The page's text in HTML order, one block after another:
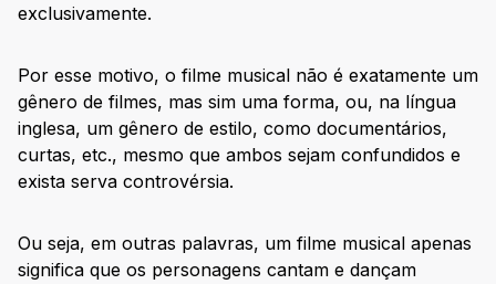
exclusivamente.
Por esse motivo, o filme musical não é exatamente um
gênero de filmes, mas sim uma forma, ou, na língua
inglesa, um gênero de estilo, como documentários,
curtas, etc., mesmo que ambos sejam confundidos e
exista serva controvérsia.
Ou seja, em outras palavras, um filme musical apenas
significa que os personagens cantam e dançam